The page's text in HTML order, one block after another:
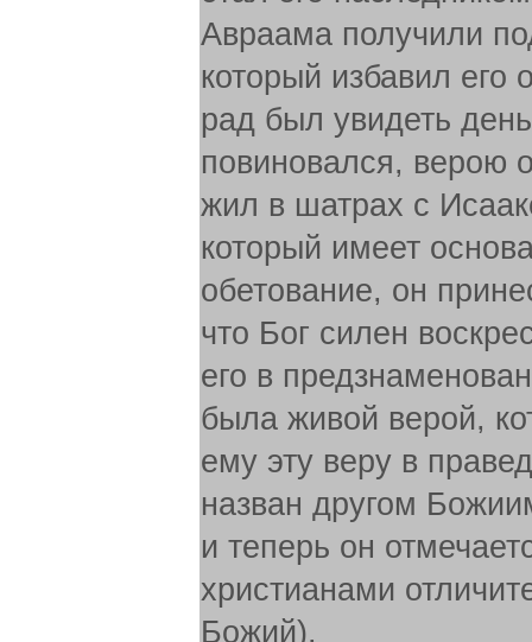
Авраама получили
который избавил
рад был увидеть
повиновался, верою
жил в шатрах с
который имеет
обетование, он
что Бог силен
его в
была живой верой,
ему эту веру в
назван другом
и теперь он
христианами
Божий).